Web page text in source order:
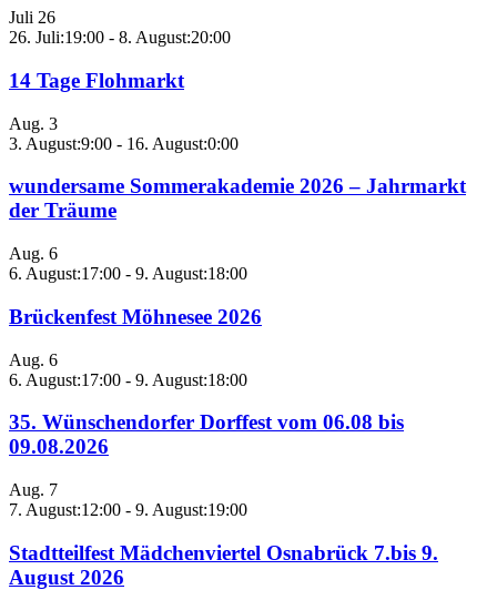
Juli 26
26. Juli:19:00 - 8. August:20:00
14 Tage Flohmarkt
Aug. 3
3. August:9:00 - 16. August:0:00
wundersame Sommerakademie 2026 – Jahrmarkt
der Träume
Aug. 6
6. August:17:00 - 9. August:18:00
Brückenfest Möhnesee 2026
Aug. 6
6. August:17:00 - 9. August:18:00
35. Wünschendorfer Dorffest vom 06.08 bis
09.08.2026
Aug. 7
7. August:12:00 - 9. August:19:00
Stadtteilfest Mädchenviertel Osnabrück 7.bis 9.
August 2026